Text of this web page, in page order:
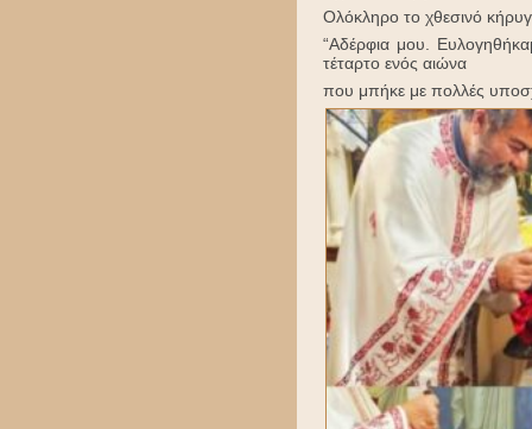
Ολόκληρο το χθεσινό
“Αδέρφια μου.
τέταρτο ενός αιώνα
που μπήκε με πολλές